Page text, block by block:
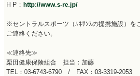
H P： http://www.s-re.jp/
※セントラルスポーツ（ﾙﾈｻﾝｽの提携施設）を
ご連絡ください。
≪連絡先≫
栗田健康保険組合 担当：加藤
TEL：03-6743-6790 / FAX：03-3319-2053